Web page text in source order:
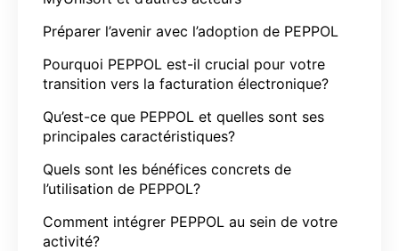
Préparer l’avenir avec l’adoption de PEPPOL
Pourquoi PEPPOL est-il crucial pour votre
transition vers la facturation électronique?
Qu’est-ce que PEPPOL et quelles sont ses
principales caractéristiques?
Quels sont les bénéfices concrets de
l’utilisation de PEPPOL?
Comment intégrer PEPPOL au sein de votre
activité?